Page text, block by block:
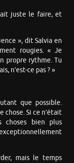
juste le faire, et
», dit Salvia en
rougies. « Je
propre rythme. Tu
n’est-ce pas ? »
que possible.
chose. Si ce n’était
bien plus
mais le temps